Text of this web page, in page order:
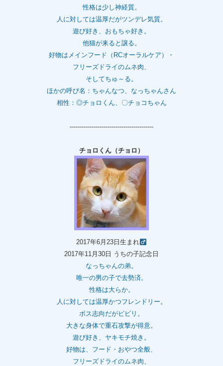
性格は少し神経質。
人に対しては温厚だがツンデレ気質。
遊び好き、おもちゃ好き。
他猫が来ると譲る。
好物はメインフード（RCオーラルケア）・
フリーズドライのムネ肉、
そしてちゅ～る。
ほかの呼び名：ちゃんなつ、なっちゃんさん
相性：◎チョロくん、〇チョコちゃん
------------------------------------------
チョロくん（チョロ）
2017年6月23日生まれ
2017年11月30日 うちの子記念日
なっちゃんの弟。
唯一の男の子で去勢済。
性格は大らか。
人に対しては温厚かつフレンドリー。
ボス志向だがビビリ。
大きな身体で重石攻撃が得意。
遊び好き、ヤキモチ焼き。
好物は、フード・おやつ全般、
フリーズドライのムネ肉、